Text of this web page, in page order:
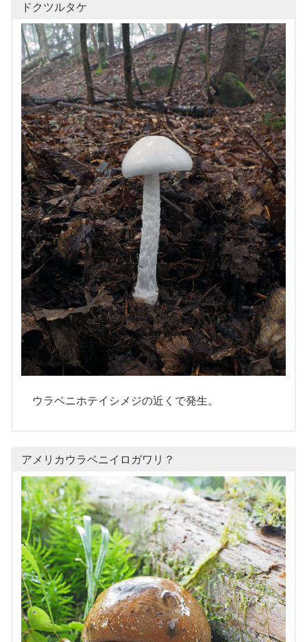
ドクツルタケ
ウラベニホテイシメジの近くで発生。
アメリカウラベニイロガワリ？